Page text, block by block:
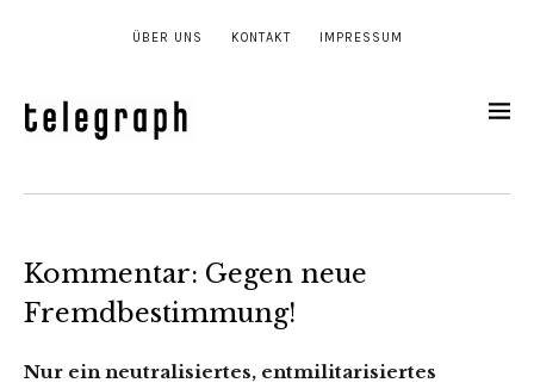
ÜBER UNS KONTAKT IMPRESSUM
Kommentar: Gegen neue
Fremdbestimmung!
Nur ein neutralisiertes, entmilitarisiertes